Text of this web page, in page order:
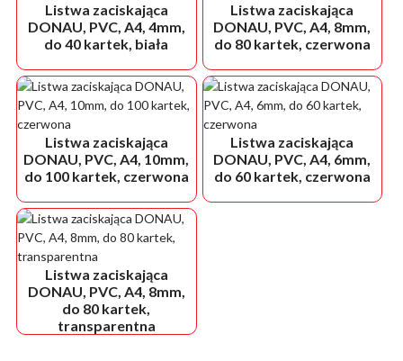
Listwa zaciskająca
DONAU, PVC, A4, 4mm,
do 40 kartek, biała
Listwa zaciskająca
DONAU, PVC, A4, 8mm,
do 80 kartek, czerwona
Listwa zaciskająca
DONAU, PVC, A4, 10mm,
do 100 kartek, czerwona
Listwa zaciskająca
DONAU, PVC, A4, 6mm,
do 60 kartek, czerwona
Listwa zaciskająca
DONAU, PVC, A4, 8mm,
do 80 kartek,
transparentna